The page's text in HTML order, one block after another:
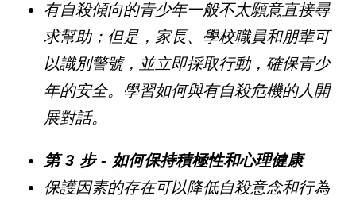
有自殺傾向的青少年一般不太願意直接尋
求幫助；但是，家長、學校職員和朋輩可
以識別警號，並立即採取行動，確保青少
年的安全。學習如何與有自殺危機的人開
展對話。
第 3 步 - 如何保持積極性和心理健康
保護因素的存在可以降低自殺意念和行為